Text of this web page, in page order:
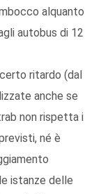
alquanto
autobus di 12
ritardo (dal
anche se
non rispetta i
né è
istanze delle